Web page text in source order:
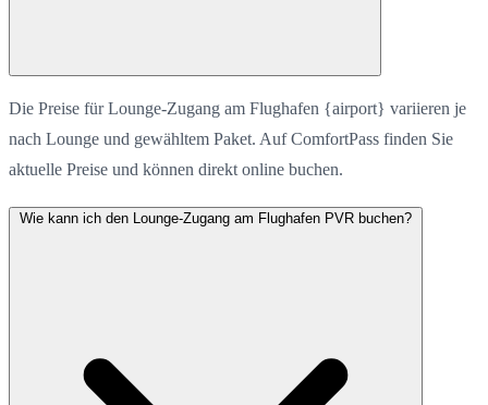
Die Preise für Lounge-Zugang am Flughafen {airport} variieren je
nach Lounge und gewähltem Paket. Auf ComfortPass finden Sie
aktuelle Preise und können direkt online buchen.
Wie kann ich den Lounge-Zugang am Flughafen PVR buchen?